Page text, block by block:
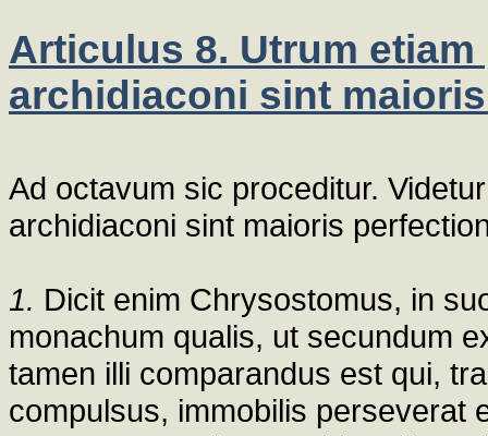
Articulus 8. Utrum
archidiaconi sint
Ad octavum sic proceditur.
archidiaconi sint maioris
1. Dicit enim Chrysostomus, in
monachum qualis, ut secundum
tamen illi comparandus est qui,
compulsus, immobilis perseverat